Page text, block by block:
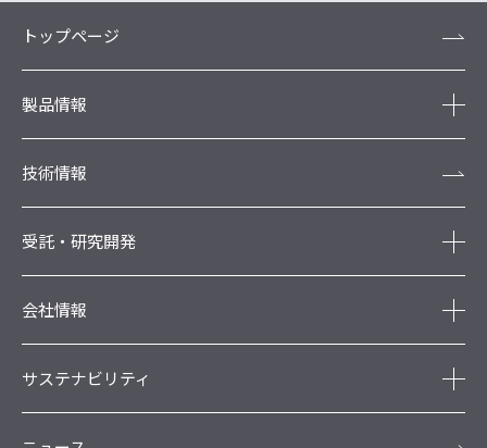
トップページ
製品情報
技術情報
受託・研究開発
会社情報
サステナビリティ